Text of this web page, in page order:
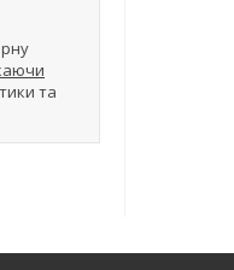
та